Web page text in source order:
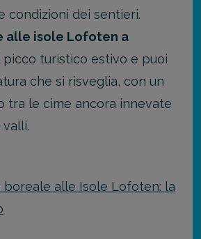
condizioni dei sentieri.
alle isole Lofoten a
picco turistico estivo e puoi
che si risveglia, con un
tra le cime ancora innevate
boreale alle Isole Lofoten: la